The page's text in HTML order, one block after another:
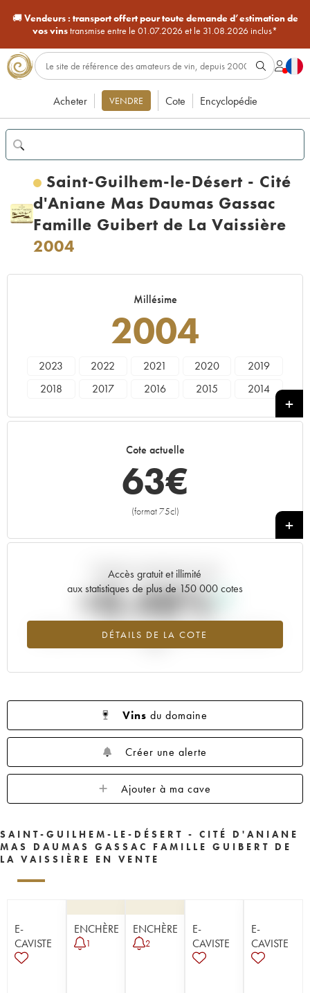
🚚Vendeurs : transport offert pour toute demande d’estimation de
vos vinstransmise entre le 01.07.2026 et le 31.08.2026 inclus*
Acheter VENDRE Cote Encyclopédie
Saint-Guilhem-le-Désert - Cité
d'Aniane Mas Daumas Gassac
Famille Guibert de La Vaissière
2004
Millésime
2004
2023 2022 2021 2020
2019
2018
2017 2016 2015
2014
2001
1996
Cote actuelle
63€
(format 75cl)
+
Accès gratuit et illimité
aux statistiques de plus de 150 000 cotes
DÉTAILS DE LA COTE
Tendance actuelle de la cote
+0.48%
Tendance à la hausse du millésime 2004 en 2026 par rapport à
Vins du domaine
Créer une alerte
Ajouter à ma cave
SAINT-GUILHEM-LE-DÉSERT - CITÉ D'ANIANE
MAS DAUMAS GASSAC FAMILLE GUIBERT DE
LA VAISSIÈRE EN VENTE
E-
CAVISTE
ENCHÈRE
1
ENCHÈRE
2
E-
CAVISTE
E-
CAVISTE